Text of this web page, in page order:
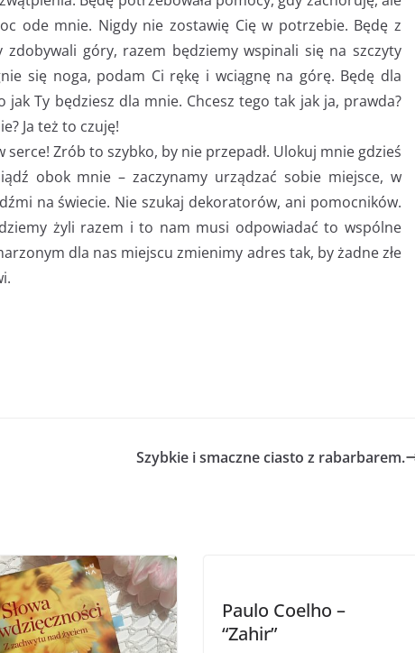
ode mnie. Nigdy nie zostawię Cię w potrzebie. Będę z
zdobywali góry, razem będziemy wspinali się na szczyty
się noga, podam Ci rękę i wciągnę na górę. Będę dla
Ty będziesz dla mnie. Chcesz tego tak jak ja, prawda?
Ja też to czuję!
Zrób to szybko, by nie przepadł. Ulokuj mnie gdzieś
obok mnie – zaczynamy urządzać sobie miejsce, w
na świecie. Nie szukaj dekoratorów, ani pomocników.
żyli razem i to nam musi odpowiadać to wspólne
dla nas miejscu zmienimy adres tak, by żadne złe
Szybkie i smaczne ciasto z rabarbarem.
Paulo Coelho –
“Zahir”